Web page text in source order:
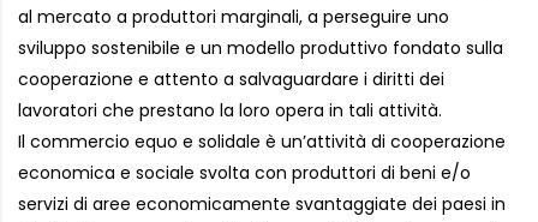
al mercato a produttori marginali, a perseguire uno
sviluppo sostenibile e un modello produttivo fondato sulla
cooperazione e attento a salvaguardare i diritti dei
lavoratori che prestano la loro opera in tali attività.
Il commercio equo e solidale è un’attività di cooperazione
economica e sociale svolta con produttori di beni e/o
servizi di aree economicamente svantaggiate dei paesi in